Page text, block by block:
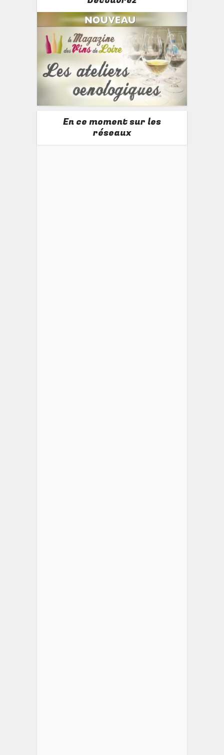
En ce moment sur les
réseaux